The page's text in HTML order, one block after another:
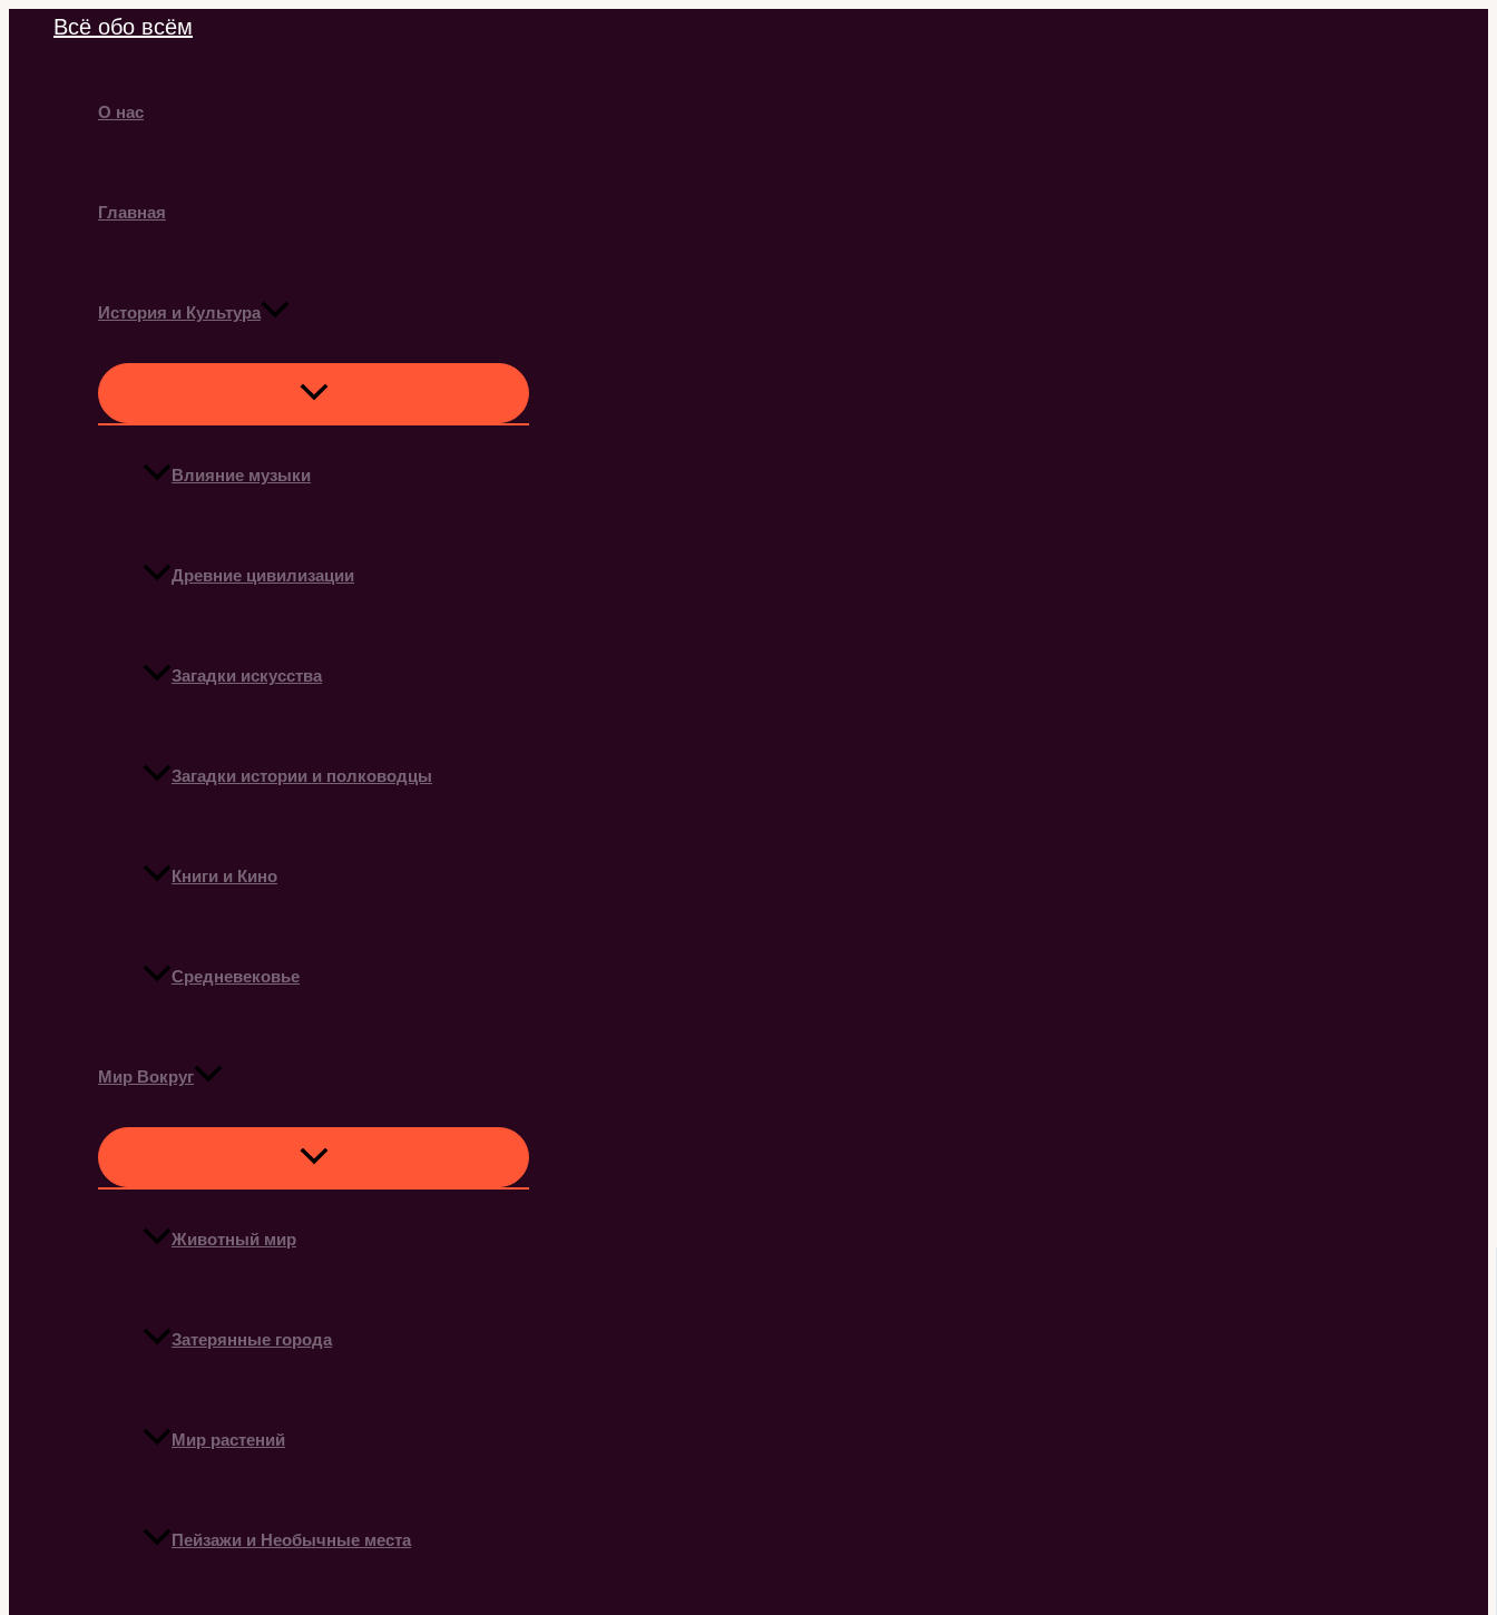
ПерейтиВсё обо всём
О нас
Главная
История и Культура
Влияние музыки
Древние цивилизации
Загадки искусства
Загадки истории и полководцы
Книги и Кино
Средневековье
Мир Вокруг
Животный мир
Затерянные города
Мир растений
Пейзажи и Необычные места